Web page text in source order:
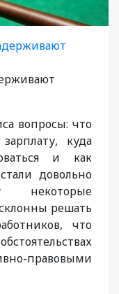
вопросы: что
куда
и как
довольно
некоторые
решать
что
правовыми